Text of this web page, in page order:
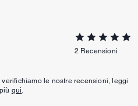
2 Recensioni
le nostre recensioni, leggi
qui